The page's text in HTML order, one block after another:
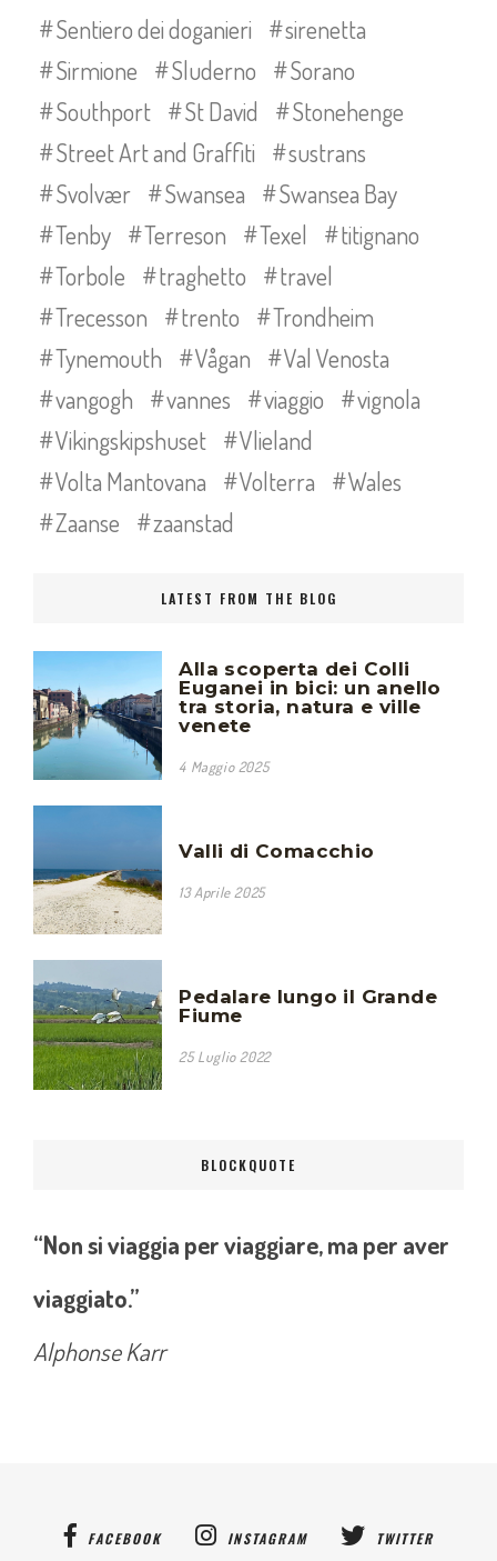
Sentiero dei doganieri
sirenetta
Sirmione
Sluderno
Sorano
Southport
St David
Stonehenge
Street Art and Graffiti
sustrans
Svolvær
Swansea
Swansea Bay
Tenby
Terreson Texel
titignano
Torbole
traghetto
travel
Trecesson
trento
Trondheim
Tynemouth
Vågan
Val Venosta
vangogh
vannes viaggio
vignola
Vikingskipshuset
Vlieland
Volta Mantovana
Volterra
Wales
Zaanse
zaanstad
LATEST FROM THE BLOG
Alla scoperta dei Colli
Euganei in bici: un anello
tra storia, natura e ville
venete
4 Maggio 2025
Valli di Comacchio
13 Aprile 2025
Pedalare lungo il Grande
Fiume
25 Luglio 2022
BLOCKQUOTE
“Non si viaggia per viaggiare, ma per aver
viaggiato.”
Alphonse Karr
FACEBOOK INSTAGRAM TWITTER